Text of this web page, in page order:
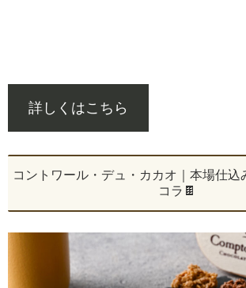
詳しくはこちら
コントワール・デュ・カカオ｜本場仕込
コラ🍫